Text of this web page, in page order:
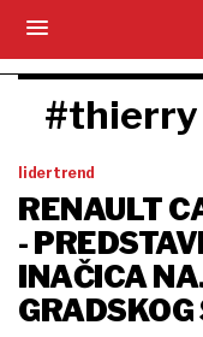
lidertrend
RENAULT
-
INAČICA
GRADSKOG